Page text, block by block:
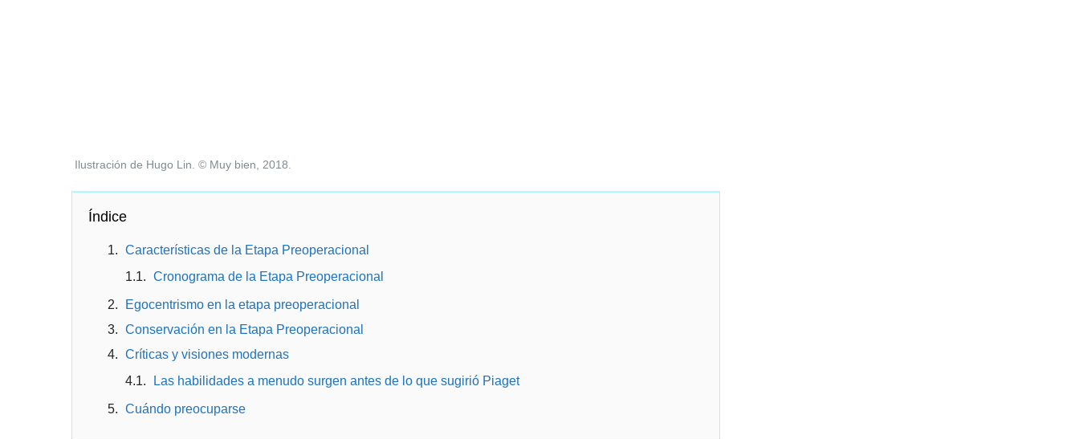
Ilustración de Hugo Lin. © Muy bien, 2018.
Índice
Características de la Etapa Preoperacional
Cronograma de la Etapa Preoperacional
Egocentrismo en la etapa preoperacional
Conservación en la Etapa Preoperacional
Críticas y visiones modernas
Las habilidades a menudo surgen antes de lo que sugirió Piaget
Cuándo preocuparse